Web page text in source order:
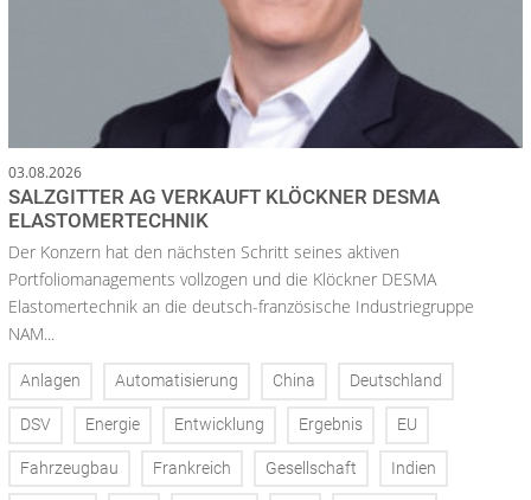
03.08.2026
SALZGITTER AG VERKAUFT KLÖCKNER DESMA
ELASTOMERTECHNIK
Der Konzern hat den nächsten Schritt seines aktiven
Portfoliomanagements vollzogen und die Klöckner DESMA
Elastomertechnik an die deutsch-französische Industriegruppe
NAM...
Anlagen Automatisierung China Deutschland
DSV Energie Entwicklung Ergebnis EU
Fahrzeugbau Frankreich Gesellschaft Indien